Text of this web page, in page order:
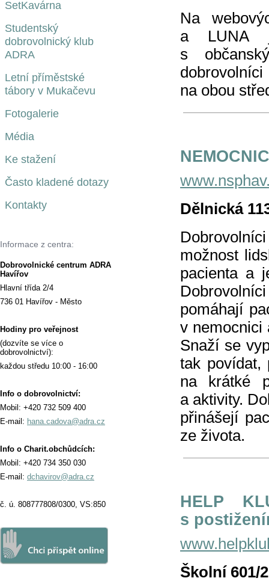
SetKavárna
Studentský
dobrovolnický klub
ADRA
Letní příměstské
tábory v Mukačevu
Fotogalerie
Média
Ke stažení
Často kladené dotazy
Kontakty
Informace z centra:
Dobrovolnické centrum ADRA
Havířov
Hlavní třída 2/4
736 01 Havířov - Město
Hodiny pro veřejnost
(dozvíte se více o
dobrovolnictví):
každou středu 10:00 - 16:00
Info o dobrovolnictví:
Mobil: +420 732 509 400
E-mail: hana.cadova@adra.cz
Info o Charit.obchůdcích:
Mobil: +420 734 350 030
E-mail: dchavirov@adra.cz
č. ú. 808777808/0300, VS:850
Na
a LUNA
s
na obou
Dělnická
možnost
pacienta a
pomáhají
v nemocnici
Snaží se
tak povídat,
na krátké
a aktivity.
přinášejí
ze života.
HELP
s
Školní 601/